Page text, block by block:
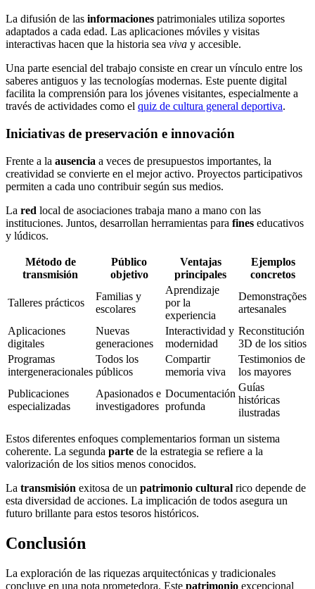
La difusión de las informaciones patrimoniales utiliza soportes
adaptados a cada edad. Las aplicaciones móviles y visitas
interactivas hacen que la historia sea viva y accesible.
Una parte esencial del trabajo consiste en crear un vínculo entre los
saberes antiguos y las tecnologías modernas. Este puente digital
facilita la comprensión para los jóvenes visitantes, especialmente a
través de actividades como el quiz de cultura general deportiva.
Iniciativas de preservación e innovación
Frente a la ausencia a veces de presupuestos importantes, la
creatividad se convierte en el mejor activo. Proyectos participativos
permiten a cada uno contribuir según sus medios.
La red local de asociaciones trabaja mano a mano con las
instituciones. Juntos, desarrollan herramientas para fines educativos
y lúdicos.
Método de
transmisión
Público
objetivo
Ventajas
principales
Ejemplos
concretos
Talleres prácticos
Familias y
escolares
Aprendizaje
por la
experiencia
Demonstrações
artesanales
Aplicaciones
digitales
Nuevas
generaciones
Interactividad y
modernidad
Reconstitución
3D de los sitios
Programas
intergeneracionales
Todos los
públicos
Compartir
memoria viva
Testimonios de
los mayores
Publicaciones
especializadas
Apasionados e
investigadores
Documentación
profunda
Guías
históricas
ilustradas
Estos diferentes enfoques complementarios forman un sistema
coherente. La segunda parte de la estrategia se refiere a la
valorización de los sitios menos conocidos.
La transmisión exitosa de un patrimonio cultural rico depende de
esta diversidad de acciones. La implicación de todos asegura un
futuro brillante para estos tesoros históricos.
Conclusión
La exploración de las riquezas arquitectónicas y tradicionales
concluye en una nota prometedora. Este patrimonio excepcional